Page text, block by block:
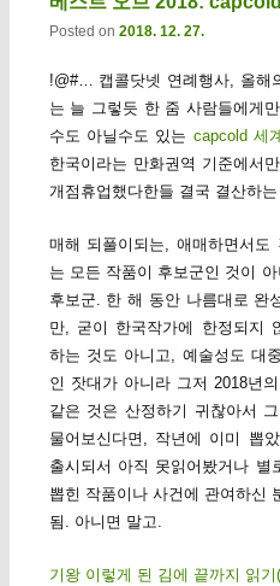
Posted on 2018. 12. 27.
!@#… 캡콜닷넷 연례행사, 올해
는 늘 그렇듯 한 줌 사람들에게
수도 아닐수도 있는 capcold 세
한국이라는 만화권역 기준에서
개점휴업했다한들 결국 결산하
매해 되풀이되는, 애매하면서
는 모든 작품이 후보군인 것이
후보군. 한 해 동안 나름대로 완
만, 굳이 한국작가에 한정되지
하는 것도 아니고, 예술성도 대
인 잣대가 아니라 그저 2018년
같은 것은 산정하기 귀찮아서
물어보신다면, 작년에 이미 뽑
출시되서 아직 못읽어봤거나 별
뽑힌 작품이나 사건에 관여하신
됨. 아니면 말고.
기왕 이렇게 된 김에 끝까지 읽기